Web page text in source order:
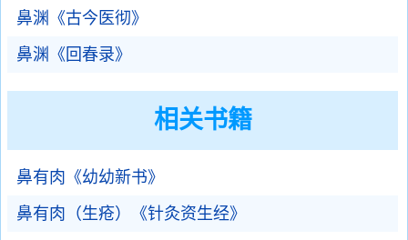
鼻渊《古今医彻》
鼻渊《回春录》
相关书籍
鼻有肉《幼幼新书》
鼻有肉（生疮）《针灸资生经》